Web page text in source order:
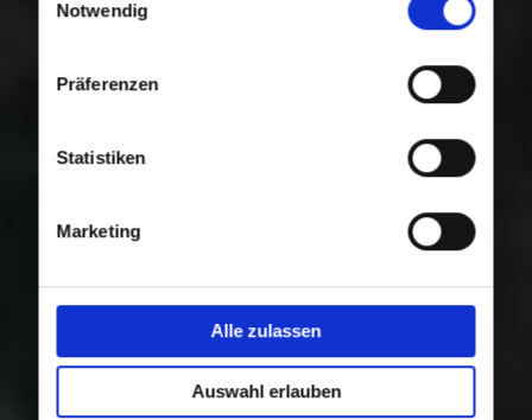
Nutzung der Dienste gesammelt haben.
Notwendig
Präferenzen
Statistiken
Marketing
Alle zulassen
Auswahl erlauben